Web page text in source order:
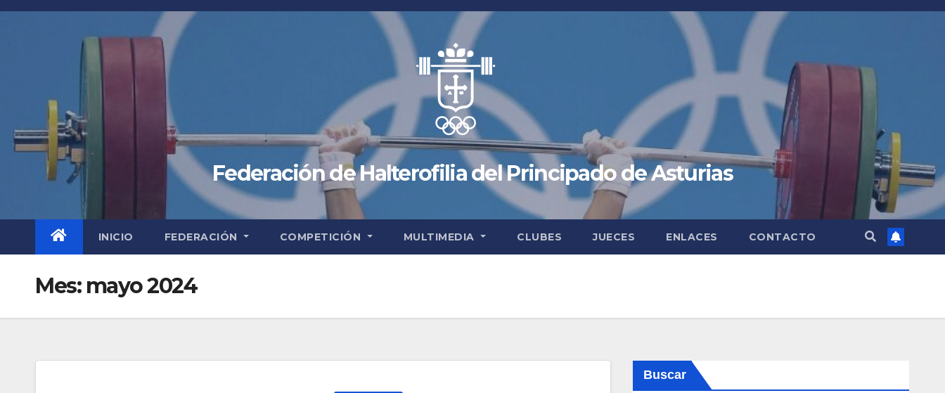
Saltar
Federación de Halterofilia del Principado de Asturias
INICIO FEDERACIÓN COMPETICIÓN MULTIMEDIA CLUBES JUECES ENLACES CONTACTO
Mes: mayo 2024
Buscar